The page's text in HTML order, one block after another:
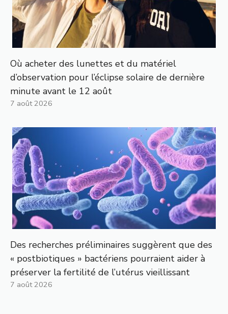
Où acheter des lunettes et du matériel
d’observation pour l’éclipse solaire de dernière
minute avant le 12 août
7 août 2026
Des recherches préliminaires suggèrent que des
« postbiotiques » bactériens pourraient aider à
préserver la fertilité de l’utérus vieillissant
7 août 2026